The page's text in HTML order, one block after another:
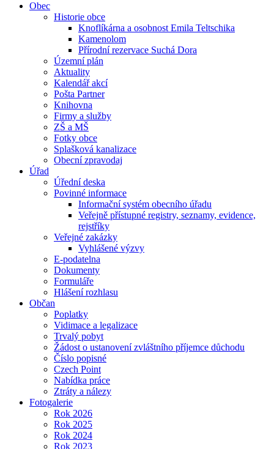
Obec
Historie obce
Knoflíkárna a osobnost Emila Teltschika
Kamenolom
Přírodní rezervace Suchá Dora
Územní plán
Aktuality
Kalendář akcí
Pošta Partner
Knihovna
Firmy a služby
ZŠ a MŠ
Fotky obce
Splašková kanalizace
Obecní zpravodaj
Úřad
Úřední deska
Povinné informace
Informační systém obecního úřadu
Veřejně přístupné registry, seznamy, evidence,
rejstříky
Veřejné zakázky
Vyhlášené výzvy
E-podatelna
Dokumenty
Formuláře
Hlášení rozhlasu
Občan
Poplatky
Vidimace a legalizace
Trvalý pobyt
Žádost o ustanovení zvláštního příjemce důchodu
Číslo popisné
Czech Point
Nabídka práce
Ztráty a nálezy
Fotogalerie
Rok 2026
Rok 2025
Rok 2024
Rok 2023